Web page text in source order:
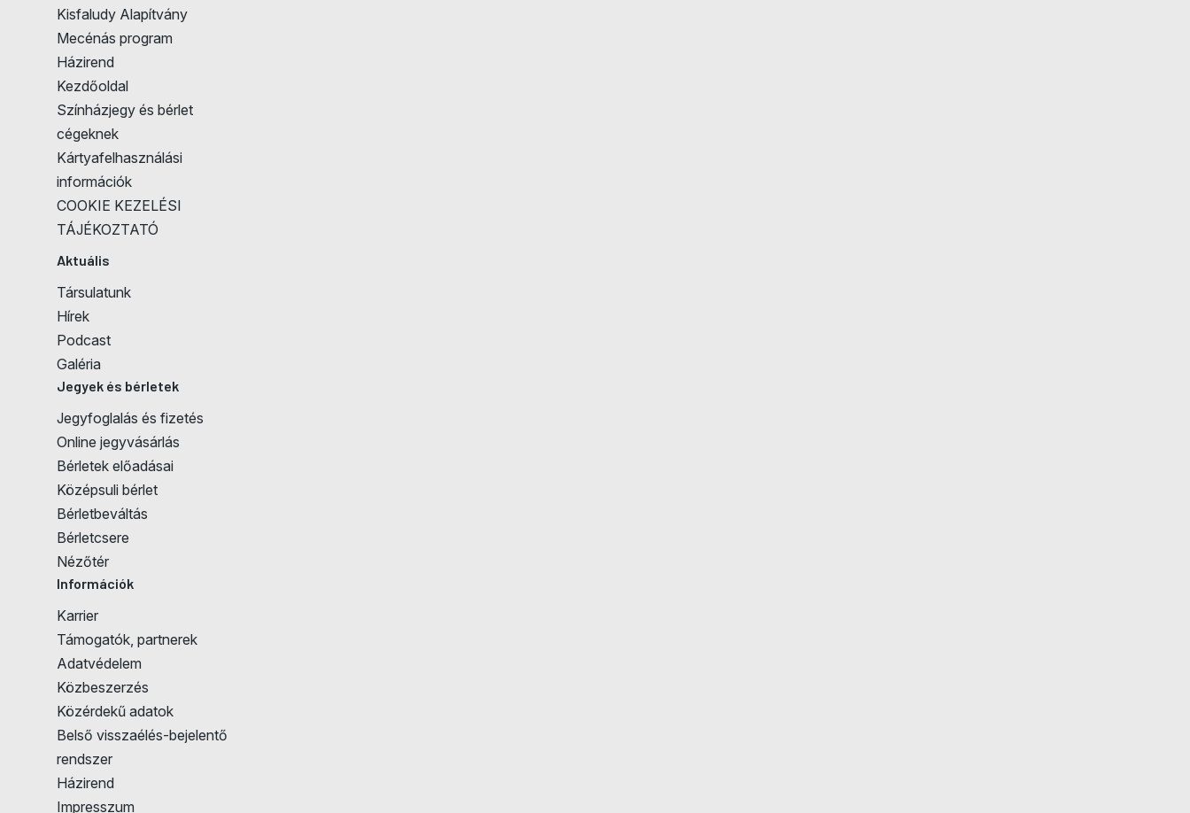
Kisfaludy Alapítvány
Mecénás program
Házirend
Kezdőoldal
Színházjegy és bérlet
cégeknek
Kártyafelhasználási
információk
COOKIE KEZELÉSI
TÁJÉKOZTATÓ
Aktuális
Társulatunk
Hírek
Podcast
Galéria
Jegyek és bérletek
Jegyfoglalás és fizetés
Online jegyvásárlás
Bérletek előadásai
Középsuli bérlet
Bérletbeváltás
Bérletcsere
Nézőtér
Információk
Karrier
Támogatók, partnerek
Adatvédelem
Közbeszerzés
Közérdekű adatok
Belső visszaélés-bejelentő
rendszer
Házirend
Impresszum